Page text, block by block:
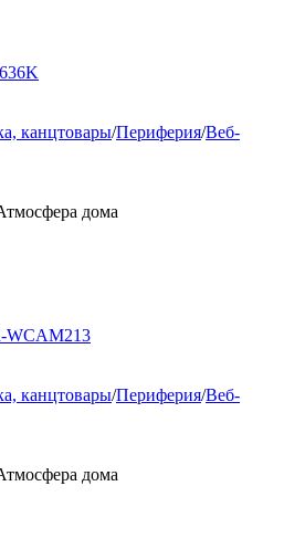
канцтовары/Периферия/Веб-
дома
WCAM213
канцтовары/Периферия/Веб-
дома